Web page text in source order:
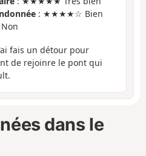
: ★★★★☆ Bien
fais un détour pour
de rejoinre le pont qui
dans le